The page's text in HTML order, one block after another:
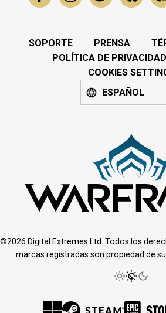
SOPORTE PRENSA
POLÍTICA DE PRIVACIDAD
COOKIES
ESPAÑOL
©2026 Digital Extremes Ltd. Todos los
marcas registradas son propiedad de